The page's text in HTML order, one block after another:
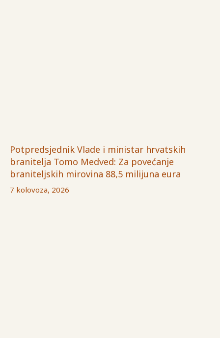
Potpredsjednik Vlade i ministar hrvatskih
branitelja Tomo Medved: Za povećanje
braniteljskih mirovina 88,5 milijuna eura
7 kolovoza, 2026